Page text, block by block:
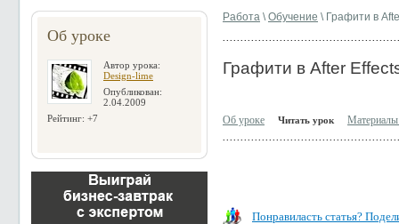
Об уроке
Автор урока:
Design-lime
Опубликован:
2.04.2009
Рейтинг: +7
Работа \Обучение \ Графити в
Графити в After
Об уроке Читать урок
Понравиласть статья?